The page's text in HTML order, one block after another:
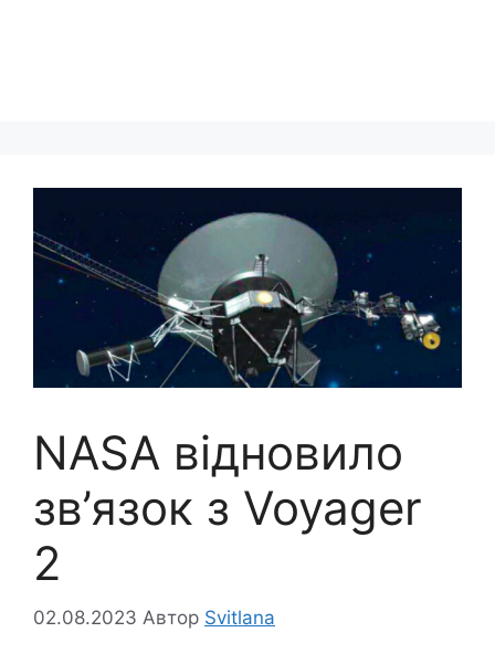
NASA відновило
зв’язок з Voyager
2
02.08.2023 Автор Svitlana